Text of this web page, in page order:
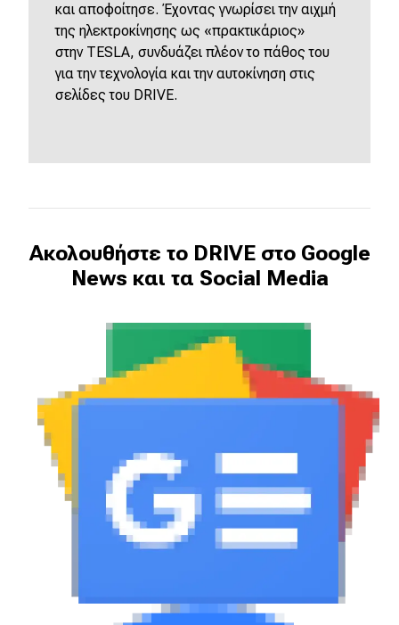
και αποφοίτησε. Έχοντας γνωρίσει την αιχμή
της ηλεκτροκίνησης ως «πρακτικάριος»
στην TESLA, συνδυάζει πλέον το πάθος του
για την τεχνολογία και την αυτοκίνηση στις
σελίδες του DRIVE.
Ακολουθήστε το DRIVE στο Google
News και τα Social Media